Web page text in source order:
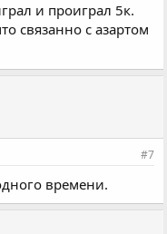
и проиграл 5к.
связанно с азартом
#7
времени.